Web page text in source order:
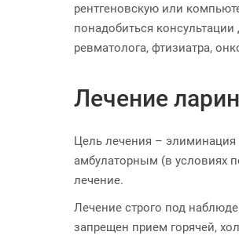
рентгеновскую или
понадобиться консультации
ревматолога, фтизиатра,
Лечение
Цель лечения – элиминация
амбулаторным (в условиях
лечение.
Лечение строго под
запрещен прием горячей,